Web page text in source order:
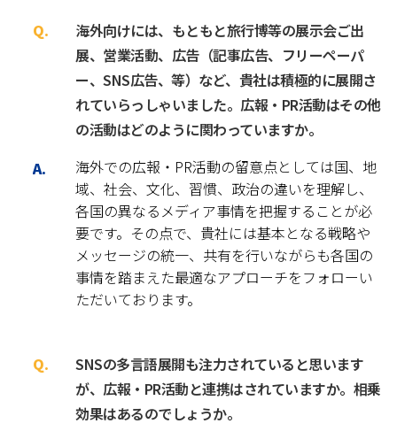
海外向けには、もともと旅行博等の展示会ご出
展、営業活動、広告（記事広告、フリーペーパ
ー、SNS広告、等）など、貴社は積極的に展開さ
れていらっしゃいました。広報・PR活動はその他
の活動はどのように関わっていますか。
海外での広報・PR活動の留意点としては国、地
域、社会、文化、習慣、政治の違いを理解し、
各国の異なるメディア事情を把握することが必
要です。その点で、貴社には基本となる戦略や
メッセージの統一、共有を行いながらも各国の
事情を踏まえた最適なアプローチをフォローい
ただいております。
SNSの多言語展開も注力されていると思います
が、広報・PR活動と連携はされていますか。相乗
効果はあるのでしょうか。